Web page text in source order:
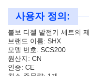
사용자 정의:
볼보 디젤 발전기 세트의
브랜드 이름: SHX
모델 번호: SCS200
원산지: CN
인증: CE